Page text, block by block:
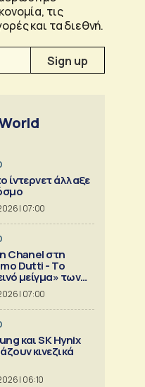
τις
και τα διεθνή.
ίντερνετ άλλαξε
| 07:00
Chanel στη
Dutti - Το
μείγμα» των
| 07:00
και SK Hynix
κινεζικά
| 06:10